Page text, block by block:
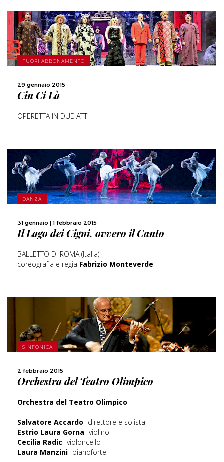
FUORI ABBONAMENTO
29 gennaio 2015
Cin Ci Là
OPERETTA IN DUE ATTI
SCOPRI DI PIÙ
DANZA
31 gennaio | 1 febbraio 2015
Il Lago dei Cigni, ovvero il Canto
BALLETTO DI ROMA (Italia)
coreografia e regia Fabrizio Monteverde
SCOPRI DI PIÙ
SINFONICA
2 febbraio 2015
Orchestra del Teatro Olimpico
Orchestra del Teatro Olimpico
Salvatore Accardo direttore e solista
Estrio Laura Gorna violino
Cecilia Radic violoncello
Laura Manzini pianoforte